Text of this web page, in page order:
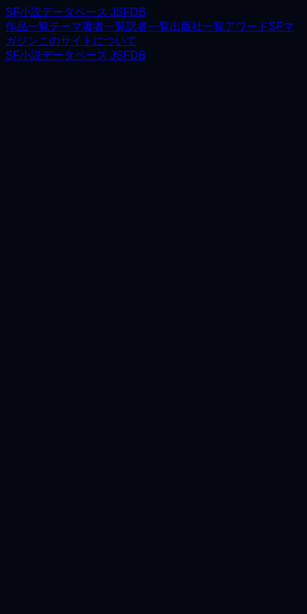
SF小説データベース JSFDB
作品一覧テーマ著者一覧訳者一覧出版社一覧アワードSFマ
ガジンこのサイトについて
SF小説データベース JSFDB